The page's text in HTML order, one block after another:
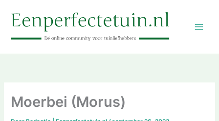
naar
inhoud
Moerbei (Morus)